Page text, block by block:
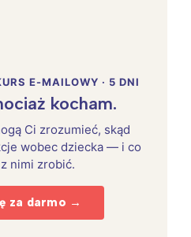
E-MAILOWY · 5 DNI
kocham.
Ci zrozumieć, skąd
wobec dziecka — i co
nimi zrobić.
za darmo →